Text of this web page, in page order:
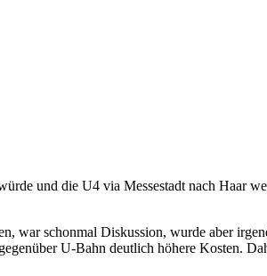
und die U4 via Messestadt nach Haar
war schonmal Diskussion, wurde aber
U-Bahn deutlich höhere Kosten.